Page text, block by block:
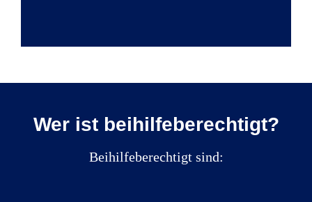
Wer ist beihilfeberechtigt?
Beihilfeberechtigt sind: